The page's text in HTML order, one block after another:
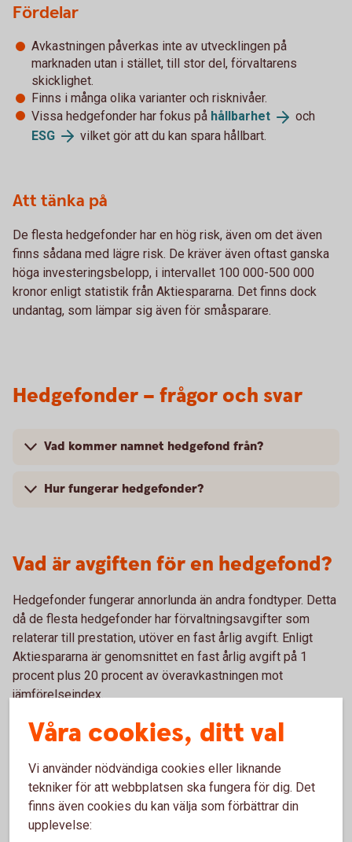
Fördelar
Avkastningen påverkas inte av utvecklingen på
marknaden utan i stället, till stor del, förvaltarens
skicklighet.
Finns i många olika varianter och risknivåer.
Vissa hedgefonder har fokus på hållbarhet
och
ESG
vilket gör att du kan spara hållbart.
Att tänka på
De flesta hedgefonder har en hög risk, även om det även
finns sådana med lägre risk. De kräver även oftast ganska
höga investeringsbelopp, i intervallet 100 000-500 000
kronor enligt statistik från Aktiespararna. Det finns dock
undantag, som lämpar sig även för småsparare.
Hedgefonder – frågor och svar
Vad kommer namnet hedgefond från?
Hur fungerar hedgefonder?
Vad är avgiften för en hedgefond?
Hedgefonder fungerar annorlunda än andra fondtyper. Detta
då de flesta hedgefonder har förvaltningsavgifter som
relaterar till prestation, utöver en fast årlig avgift. Enligt
Aktiespararna är genomsnittet en fast årlig avgift på 1
procent plus 20 procent av överavkastningen mot
jämförelseindex.
Hedgefonder med lägre risk
Våra cookies, ditt val
Vi använder nödvändiga cookies eller liknande
tekniker för att webbplatsen ska fungera för dig. Det
finns även cookies du kan välja som förbättrar din
upplevelse: